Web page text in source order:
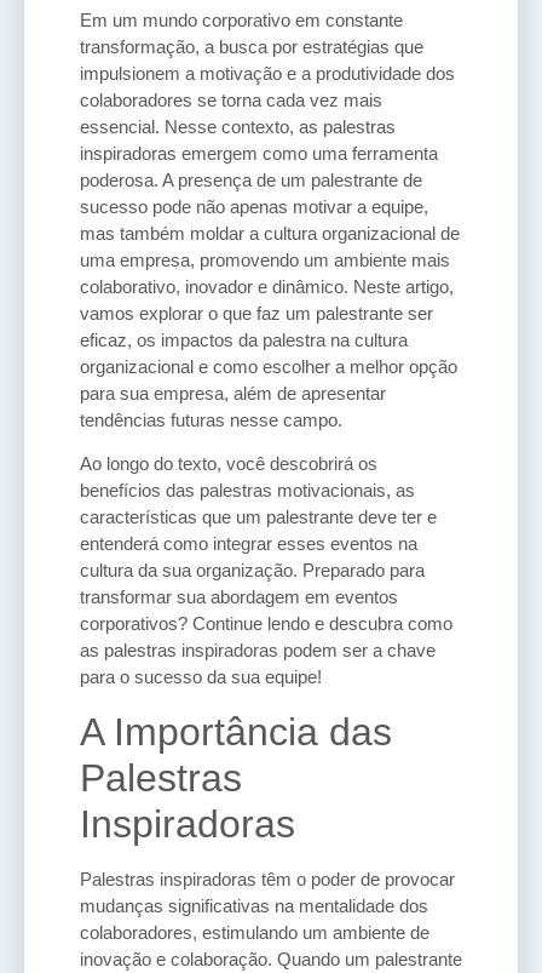
Em um mundo corporativo em constante
transformação, a busca por estratégias que
impulsionem a motivação e a produtividade dos
colaboradores se torna cada vez mais
essencial. Nesse contexto, as palestras
inspiradoras emergem como uma ferramenta
poderosa. A presença de um palestrante de
sucesso pode não apenas motivar a equipe,
mas também moldar a cultura organizacional de
uma empresa, promovendo um ambiente mais
colaborativo, inovador e dinâmico. Neste artigo,
vamos explorar o que faz um palestrante ser
eficaz, os impactos da palestra na cultura
organizacional e como escolher a melhor opção
para sua empresa, além de apresentar
tendências futuras nesse campo.
Ao longo do texto, você descobrirá os
benefícios das palestras motivacionais, as
características que um palestrante deve ter e
entenderá como integrar esses eventos na
cultura da sua organização. Preparado para
transformar sua abordagem em eventos
corporativos? Continue lendo e descubra como
as palestras inspiradoras podem ser a chave
para o sucesso da sua equipe!
A Importância das
Palestras
Inspiradoras
Palestras inspiradoras têm o poder de provocar
mudanças significativas na mentalidade dos
colaboradores, estimulando um ambiente de
inovação e colaboração. Quando um palestrante